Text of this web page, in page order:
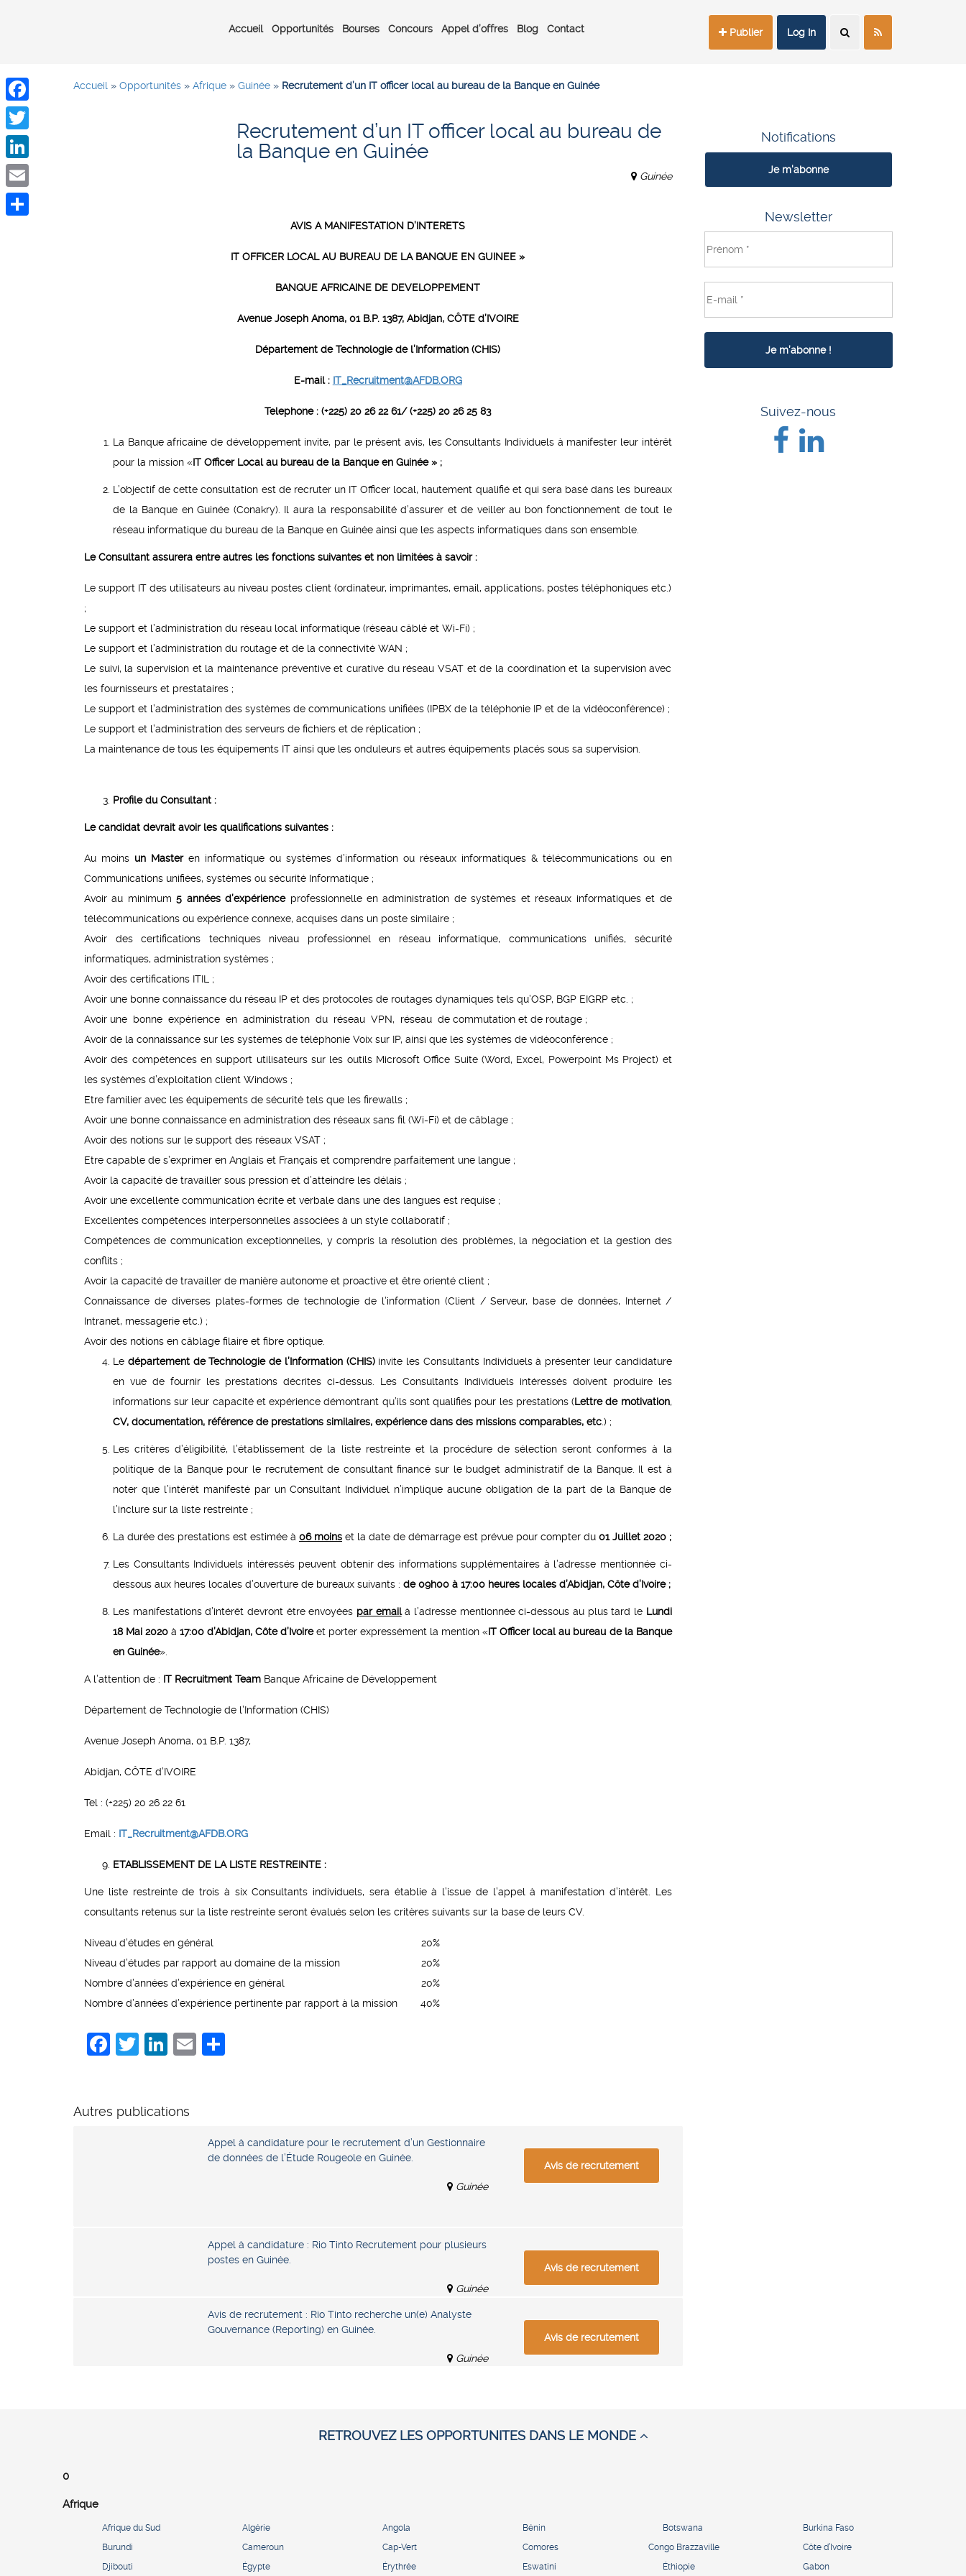
Accueil Opportunités Bourses Concours Appel d’offres Blog Contact Publier Log In
Accueil » Opportunités » Afrique » Guinée » Recrutement d’un IT officer local au bureau de la Banque en Guinée
Recrutement d’un IT officer local au bureau de
la Banque en Guinée
Guinée
AVIS A MANIFESTATION D’INTERETS
IT OFFICER LOCAL AU BUREAU DE LA BANQUE EN GUINEE»
BANQUE AFRICAINE DE DEVELOPPEMENT
Avenue Joseph Anoma, 01 B.P. 1387, Abidjan, CÔTE d’IVOIRE
Département de Technologie de l’Information (CHIS)
E-mail : IT_Recruitment@AFDB.ORG
Telephone : (+225) 20 26 22 61/ (+225) 20 26 25 83
La Banque africaine de développement invite, par le présent avis, les Consultants Individuels à manifester leur intérêt
pour la mission «IT Officer Local au bureau de la Banque en Guinée » ;
L’objectif de cette consultation est de recruter un IT Officer local, hautement qualifié et qui sera basé dans les bureaux
de la Banque en Guinée (Conakry). Il aura la responsabilité d’assurer et de veiller au bon fonctionnement de tout le
réseau informatique du bureau de la Banque en Guinée ainsi que les aspects informatiques dans son ensemble.
Le Consultant assurera entre autres les fonctions suivantes et non limitées à savoir :
Le support IT des utilisateurs au niveau postes client (ordinateur, imprimantes, email, applications, postes téléphoniques etc.)
;
Le support et l’administration du réseau local informatique (réseau câblé et Wi-Fi) ;
Le support et l’administration du routage et de la connectivité WAN ;
Le suivi, la supervision et la maintenance préventive et curative du réseau VSAT et de la coordination et la supervision avec
les fournisseurs et prestataires ;
Le support et l’administration des systèmes de communications unifiées (IPBX de la téléphonie IP et de la vidéoconférence) ;
Le support et l’administration des serveurs de fichiers et de réplication ;
La maintenance de tous les équipements IT ainsi que les onduleurs et autres équipements placés sous sa supervision.
Profile du Consultant :
Le candidat devrait avoir les qualifications suivantes :
Au moins un Masteren informatique ou systèmes d’information ou réseaux informatiques & télécommunications ou en
Communications unifiées, systèmes ou sécurité Informatique ;
Avoir au minimum5 années d’expérienceprofessionnelle en administration de systèmes et réseaux informatiques et de
télécommunications ou expérience connexe, acquises dans un poste similaire ;
Avoir des certifications techniques niveau professionnel en réseau informatique, communications unifiés, sécurité
informatiques, administration systèmes ;
Avoir des certifications ITIL ;
Avoir une bonne connaissance du réseau IP et des protocoles de routages dynamiques tels qu’OSP, BGP EIGRP etc. ;
Avoir une bonne expérience en administration du réseau VPN, réseau de commutation et de routage ;
Avoir de la connaissance sur les systèmes de téléphonie Voix sur IP, ainsi que les systèmes de vidéoconférence ;
Avoir des compétences en support utilisateurs sur les outils Microsoft Office Suite (Word, Excel, Powerpoint Ms Project) et
les systèmes d’exploitation client Windows ;
Etre familier avec les équipements de sécurité tels que les firewalls ;
Avoir une bonne connaissance en administration des réseaux sans fil (Wi-Fi) et de câblage ;
Avoir des notions sur le support des réseaux VSAT ;
Etre capable de s’exprimer en Anglais et Français et comprendre parfaitement une langue ;
Avoir la capacité de travailler sous pression et d’atteindre les délais ;
Avoir une excellente communication écrite et verbale dans une des langues est requise ;
Excellentes compétences interpersonnelles associées à un style collaboratif ;
Compétences de communication exceptionnelles, y compris la résolution des problèmes, la négociation et la gestion des
conflits ;
Avoir la capacité de travailler de manière autonome et proactive et être orienté client ;
Connaissance de diverses plates-formes de technologie de l’information (Client / Serveur, base de données, Internet /
Intranet, messagerie etc.) ;
Avoir des notions en câblage filaire et fibre optique.
Le département de Technologie de l’Information (CHIS)invite les Consultants Individuels à présenter leur candidature
en vue de fournir les prestations décrites ci-dessus. Les Consultants Individuels intéressés doivent produire les
informations sur leur capacité et expérience démontrant qu’ils sont qualifiés pour les prestations (Lettre de motivation,
CV, documentation, référence de prestations similaires, expérience dans des missions comparables, etc.) ;
Les critères d’éligibilité, l’établissement de la liste restreinte et la procédure de sélection seront conformes à la
politique de la Banque pour le recrutement de consultant financé sur le budget administratif de la Banque. Il est à
noter que l’intérêt manifesté par un Consultant Individuel n’implique aucune obligation de la part de la Banque de
l’inclure sur la liste restreinte ;
La durée des prestations est estimée à 06 moins et la date de démarrage est prévue pour compter du 01 Juillet 2020 ;
Les Consultants Individuels intéressés peuvent obtenir des informations supplémentaires à l’adresse mentionnée ci-
dessous aux heures locales d’ouverture de bureaux suivants : de 09h00 à 17:00 heures locales d’Abidjan, Côte d’Ivoire ;
Les manifestations d’intérêt devront être envoyées par emailà l’adresse mentionnée ci-dessous au plus tard le Lundi
18 Mai 2020 à17:00 d’Abidjan, Côte d’Ivoireet porter expressément la mention «IT Officer local au bureau de la Banque
en Guinée».
A l’attention de : IT Recruitment Team Banque Africaine de Développement
Département de Technologie de l’Information (CHIS)
Avenue Joseph Anoma, 01 B.P. 1387,
Abidjan, CÔTE d’IVOIRE
Tel : (+225) 20 26 22 61
Email : IT_Recruitment@AFDB.ORG
ETABLISSEMENT DE LA LISTE RESTREINTE :
Une liste restreinte de trois à six Consultants individuels, sera établie à l’issue de l’appel à manifestation d’intérêt. Les
consultants retenus sur la liste restreinte seront évalués selon les critères suivants sur la base de leurs CV.
Niveau d’études en général
20%
Niveau d’études par rapport au domaine de la mission
20%
Nombre d’années d’expérience en général
20%
Nombre d’années d’expérience pertinente par rapport à la mission
40%
Facebook
Twitter
LinkedIn
Email
Autres publications
Appel à candidature pour le recrutement d’un Gestionnaire
de données de l’Étude Rougeole en Guinée.
Guinée
Avis de recrutement
Appel à candidature : Rio Tinto Recrutement pour plusieurs
postes en Guinée.
Guinée
Avis de recrutement
Avis de recrutement : Rio Tinto recherche un(e) Analyste
Gouvernance (Reporting) en Guinée.
Guinée
Avis de recrutement
Notifications
Je m'abonne
Newsletter
Suivez-nous
RETROUVEZ LES OPPORTUNITES DANS LE MONDE
0
Afrique
Afrique du Sud Algérie Angola Bénin Botswana
Burkina Faso
Burundi
Cameroun Cap-Vert Comores Congo Brazzaville
Côte d’Ivoire
Djibouti
Égypte Érythrée Eswatini Éthiopie Gabon
Facebook
Twitter
LinkedIn
Email